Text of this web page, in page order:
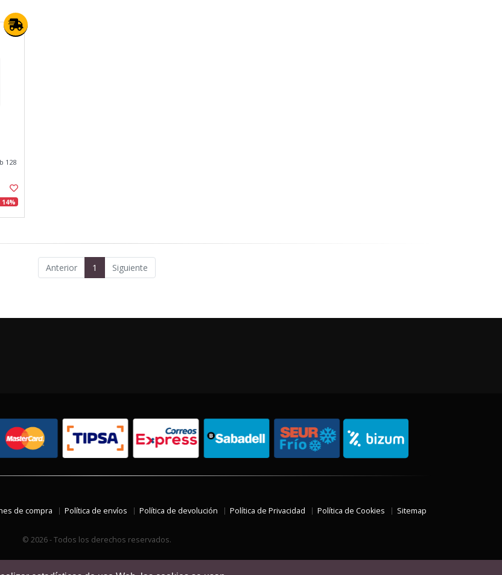
128
14%
Anterior 1 Siguiente
de compra Política de envíos Política de devolución Política de Privacidad Política de Cookies Sitemap
© 2026 - Todos los derechos reservados.